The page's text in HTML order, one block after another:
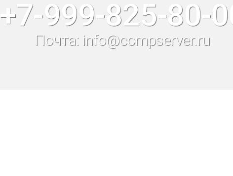
+7-999-825-80-
Почта: info@compserver.ru